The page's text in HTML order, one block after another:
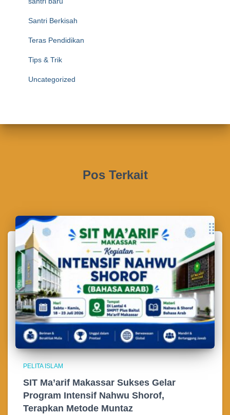
Santri Berkisah
Teras Pendidikan
Tips & Trik
Uncategorized
Pos Terkait
PELITA ISLAM
SIT Ma’arif Makassar Sukses Gelar
Program Intensif Nahwu Shorof,
Terapkan Metode Muntaz